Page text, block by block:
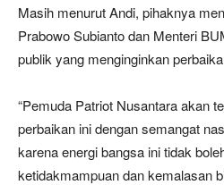
Masih menurut Andi, pihaknya
Prabowo Subianto dan Menteri
publik yang menginginkan
“Pemuda Patriot Nusantara akan
perbaikan ini dengan semangat
karena energi bangsa ini tidak
ketidakmampuan dan kemalasan